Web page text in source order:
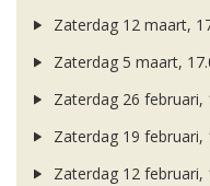
Zaterdag 12 maart,
Zaterdag 5 maart,
Zaterdag 26 februari,
Zaterdag 19 februari,
Zaterdag 12 februari,